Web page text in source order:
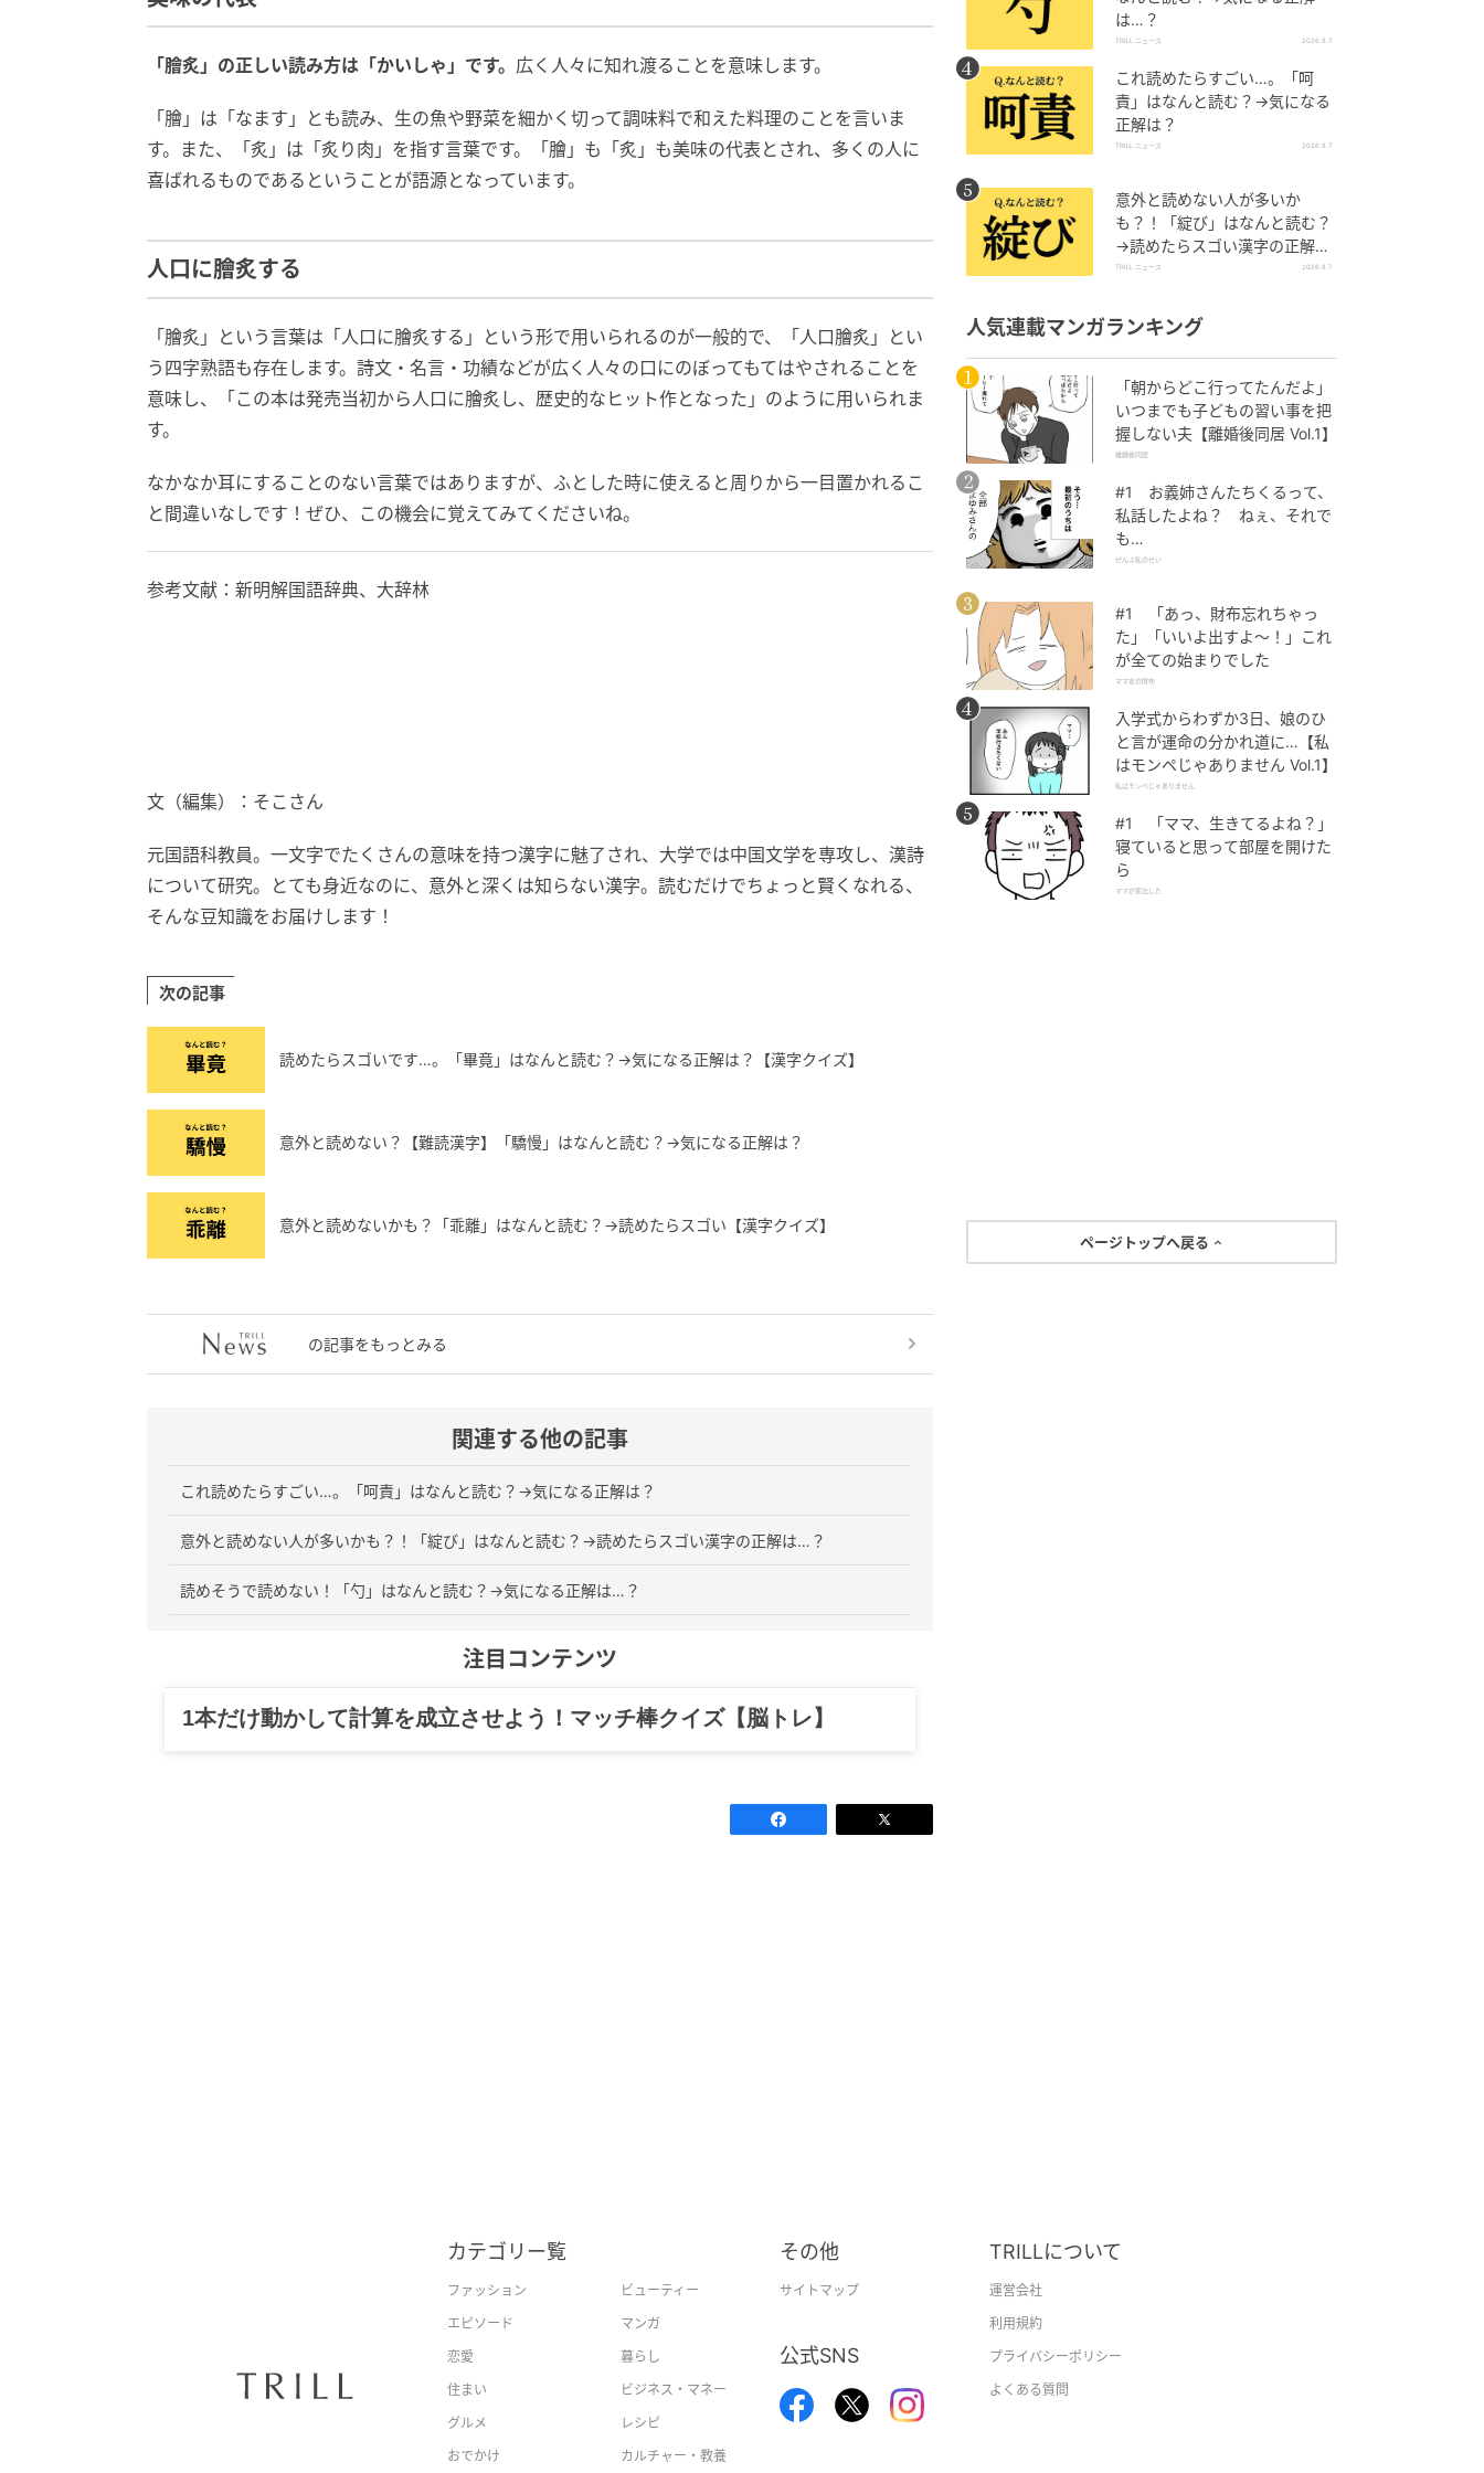
「膾炙」の正しい読み方は「かいしゃ」です。 広く人々に知れ渡ることを意味します。
「膾」は「なます」とも読み、生の魚や野菜を細かく切って調味料で和えた料理のことを言いま
す。また、「炙」は「炙り肉」を指す言葉です。「膾」も「炙」も美味の代表とされ、多くの人に
喜ばれるものであるということが語源となっています。
人口に膾炙する
「膾炙」という言葉は「人口に膾炙する」という形で用いられるのが一般的で、「人口膾炙」とい
う四字熟語も存在します。詩文・名言・功績などが広く人々の口にのぼってもてはやされることを
意味し、「この本は発売当初から人口に膾炙し、歴史的なヒット作となった」のように用いられま
す。
なかなか耳にすることのない言葉ではありますが、ふとした時に使えると周りから一目置かれるこ
と間違いなしです！ぜひ、この機会に覚えてみてくださいね。
参考文献：新明解国語辞典、大辞林
文（編集）：そこさん
元国語科教員。一文字でたくさんの意味を持つ漢字に魅了され、大学では中国文学を専攻し、漢詩
について研究。とても身近なのに、意外と深くは知らない漢字。読むだけでちょっと賢くなれる、
そんな豆知識をお届けします！
次の記事
読めたらスゴいです…。「畢竟」はなんと読む？→気になる正解は？【漢字クイズ】
意外と読めない？【難読漢字】「驕慢」はなんと読む？→気になる正解は？
意外と読めないかも？「乖離」はなんと読む？→読めたらスゴい【漢字クイズ】
の記事をもっとみる
関連する他の記事
これ読めたらすごい…。「呵責」はなんと読む？→気になる正解は？
意外と読めない人が多いかも？！「綻び」はなんと読む？→読めたらスゴい漢字の正解は…？
読めそうで読めない！「勺」はなんと読む？→気になる正解は…？
注目コンテンツ
1本だけ動かして計算を成立させよう！マッチ棒クイズ【脳トレ】
は…？
TRILL ニュース 2026.8.7
これ読めたらすごい…。「呵
責」はなんと読む？→気になる
正解は？
TRILL ニュース 2026.8.7
意外と読めない人が多いか
も？！「綻び」はなんと読む？
→読めたらスゴい漢字の正解
は…？
TRILL ニュース 2026.8.7
人気連載マンガランキング
「朝からどこ行ってたんだよ」
いつまでも子どもの習い事を把
握しない夫【離婚後同居 Vol.1】
離婚後同居
#1 お義姉さんたちくるって、
私話したよね？ ねぇ、それで
も…
ぜんぶ私のせい
#1 「あっ、財布忘れちゃっ
た」「いいよ出すよ〜！」これ
が全ての始まりでした
ママ友の財布
入学式からわずか3日、娘のひ
と言が運命の分かれ道に…【私
はモンペじゃありません Vol.1】
私はモンペじゃありません
#1 「ママ、生きてるよね？」
寝ていると思って部屋を開けた
ら
ママが家出した
ページトップへ戻る
カテゴリー覧
ファッション
ビューティー
エピソード
マンガ
恋愛
暮らし
住まい
ビジネス・マネー
グルメ
レシピ
おでかけ
カルチャー・教養
その他
サイトマップ
公式SNS
TRILLについて
運営会社
利用規約
プライバシーポリシー
よくある質問